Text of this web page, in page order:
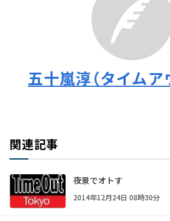
五十嵐淳（タイムア
関連記事
夜景でオトす
2014年12月24日 08時30分